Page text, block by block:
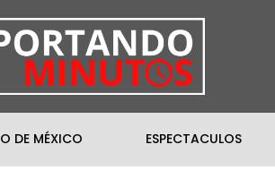
DE MÉXICO ESPECTACULOS